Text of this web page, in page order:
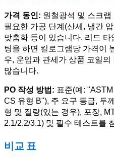
가격 동인: 원철광석 및 스크
필요한 가공 단계(산세, 냉간
맞춤화 등이 있습니다. 리드
팅을 하면 킬로그램당 가격이
우, 운임과 관세가 상품 코일
많습니다.
PO 작성 방법: 표준(예:
CS 유형 B"), 주 요구 등급, 두
형 및 질량(있는 경우), 포장,
2.1/2.2/3.1) 및 필수 테스트를
비교 표